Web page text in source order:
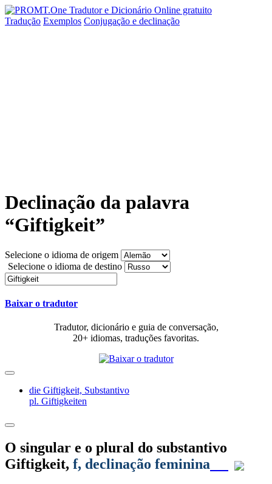
Tradução Exemplos Conjugação e declinação
Declinação da palavra
“Giftigkeit”
Selecione o idioma de origem
Selecione o idioma de destino
Baixar o tradutor
Tradutor, dicionário e guia de conversação,
20+ idiomas, traduções favoritas.
die Giftigkeit, Substantivo
pl. Giftigkeiten
O singular e o plural do substantivo
Giftigkeit, f, declinação feminina